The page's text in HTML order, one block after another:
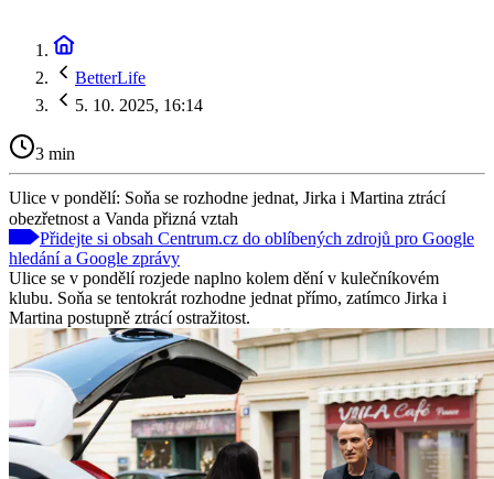
BetterLife
5. 10. 2025, 16:14
3 min
Ulice v pondělí: Soňa se rozhodne jednat, Jirka i Martina ztrácí
obezřetnost a Vanda přizná vztah
Přidejte si obsah Centrum.cz do oblíbených zdrojů pro Google
hledání a Google zprávy
Ulice se v pondělí rozjede naplno kolem dění v kulečníkovém
klubu. Soňa se tentokrát rozhodne jednat přímo, zatímco Jirka i
Martina postupně ztrácí ostražitost.